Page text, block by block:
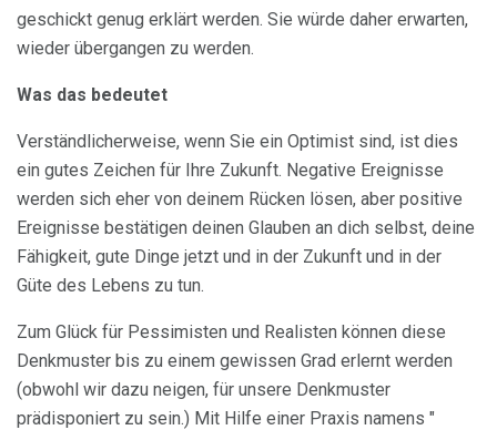
geschickt genug erklärt werden. Sie würde daher erwarten,
wieder übergangen zu werden.
Was das bedeutet
Verständlicherweise, wenn Sie ein Optimist sind, ist dies
ein gutes Zeichen für Ihre Zukunft. Negative Ereignisse
werden sich eher von deinem Rücken lösen, aber positive
Ereignisse bestätigen deinen Glauben an dich selbst, deine
Fähigkeit, gute Dinge jetzt und in der Zukunft und in der
Güte des Lebens zu tun.
Zum Glück für Pessimisten und Realisten können diese
Denkmuster bis zu einem gewissen Grad erlernt werden
(obwohl wir dazu neigen, für unsere Denkmuster
prädisponiert zu sein.) Mit Hilfe einer Praxis namens "